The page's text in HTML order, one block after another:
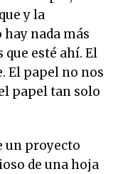
y la
nada más
que esté ahí. El
El papel no nos
papel tan solo
un proyecto
de una hoja